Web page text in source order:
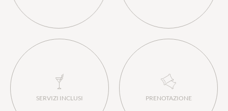
SERVIZI INCLUSI PRENOTAZIONE